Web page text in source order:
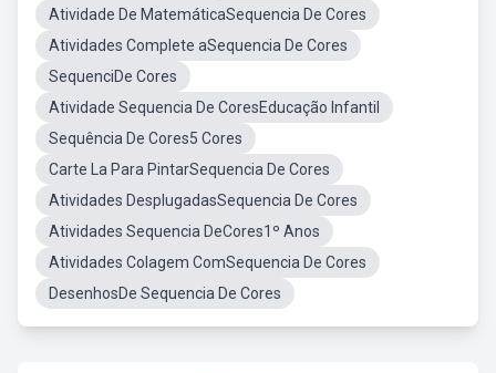
Atividade De MatemáticaSequencia De Cores
Atividades Complete aSequencia De Cores
SequenciDe Cores
Atividade Sequencia De CoresEducação Infantil
Sequência De Cores5 Cores
Carte La Para PintarSequencia De Cores
Atividades DesplugadasSequencia De Cores
Atividades Sequencia DeCores1º Anos
Atividades Colagem ComSequencia De Cores
DesenhosDe Sequencia De Cores